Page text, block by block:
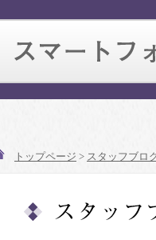
トップページ > スタッフブロ